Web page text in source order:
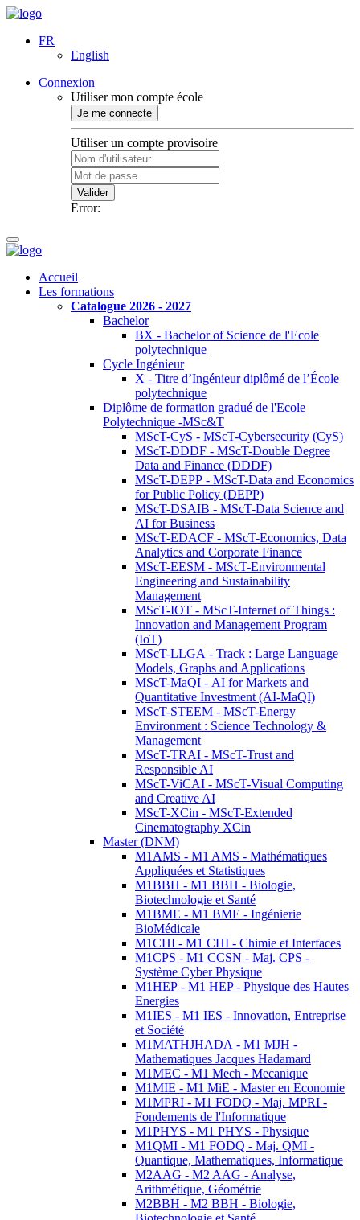
FR
English
Connexion
Utiliser mon compte école
Je me connecte
Utiliser un compte provisoire
Valider
Error:
Accueil
Les formations
Catalogue 2026 - 2027
Bachelor
BX - Bachelor of Science de l'Ecole
polytechnique
Cycle Ingénieur
X - Titre d’Ingénieur diplômé de l’École
polytechnique
Diplôme de formation gradué de l'Ecole
Polytechnique -MSc&T
MScT-CyS - MScT-Cybersecurity (CyS)
MScT-DDDF - MScT-Double Degree
Data and Finance (DDDF)
MScT-DEPP - MScT-Data and Economics
for Public Policy (DEPP)
MScT-DSAIB - MScT-Data Science and
AI for Business
MScT-EDACF - MScT-Economics, Data
Analytics and Corporate Finance
MScT-EESM - MScT-Environmental
Engineering and Sustainability
Management
MScT-IOT - MScT-Internet of Things :
Innovation and Management Program
(IoT)
MScT-LLGA - Track : Large Language
Models, Graphs and Applications
MScT-MaQI - AI for Markets and
Quantitative Investment (AI-MaQI)
MScT-STEEM - MScT-Energy
Environment : Science Technology &
Management
MScT-TRAI - MScT-Trust and
Responsible AI
MScT-ViCAI - MScT-Visual Computing
and Creative AI
MScT-XCin - MScT-Extended
Cinematography XCin
Master (DNM)
M1AMS - M1 AMS - Mathématiques
Appliquées et Statistiques
M1BBH - M1 BBH - Biologie,
Biotechnologie et Santé
M1BME - M1 BME - Ingénierie
BioMédicale
M1CHI - M1 CHI - Chimie et Interfaces
M1CPS - M1 CCSN - Maj. CPS -
Système Cyber Physique
M1HEP - M1 HEP - Physique des Hautes
Energies
M1IES - M1 IES - Innovation, Entreprise
et Société
M1MATHJHADA - M1 MJH -
Mathematiques Jacques Hadamard
M1MEC - M1 Mech - Mecanique
M1MIE - M1 MiE - Master en Economie
M1MPRI - M1 FODQ - Maj. MPRI -
Fondements de l'Informatique
M1PHYS - M1 PHYS - Physique
M1QMI - M1 FODQ - Maj. QMI -
Quantique, Mathematiques, Informatique
M2AAG - M2 AAG - Analyse,
Arithmétique, Géométrie
M2BBH - M2 BBH - Biologie,